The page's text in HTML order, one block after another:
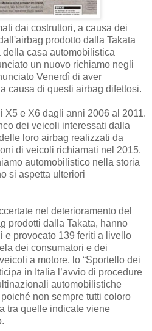
dai costruttori, a causa dei
prodotto dalla Takata
casa automobilistica
un nuovo richiamo negli
Venerdì di aver
causa di questi airbag difettosi.
X5 e X6 dagli anni 2006 al 2011.
dei veicoli interessati dalla
loro airbag realizzati da
di veicoli richiamati nel 2015.
automobilistico nella storia
si aspetta ulteriori
nel deterioramento del
prodotti dalla Takata, hanno
e provocato 139 feriti a livello
dei consumatori e dei
a motore, lo “Sportello dei
in Italia l’avvio di procedure
automobilistiche
non sempre tutti coloro
tra quelle indicate viene